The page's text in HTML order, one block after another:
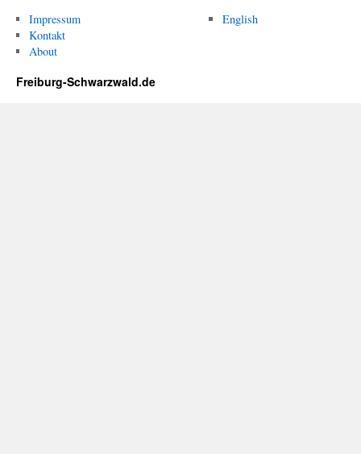
Impressum
Kontakt
About
English
Freiburg-Schwarzwald.de